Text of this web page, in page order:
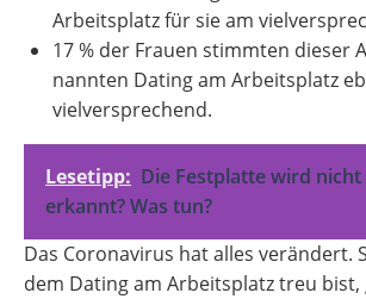
Arbeitsplatz für sie am
17 % der Frauen stimmten dieser
nannten Dating am Arbeitsplatz
vielversprechend.
Lesetipp: Die Festplatte wird nicht
erkannt? Was tun?
Das Coronavirus hat alles verändert.
dem Dating am Arbeitsplatz treu